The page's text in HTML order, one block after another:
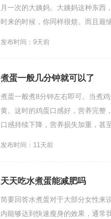
月一次的大姨妈。大姨妈这种东西
时来的时候，你同样很烦。而且最
发布时间：9天前
煮蛋一般几分钟就可以了
煮蛋一般煮8分钟左右即可。当煮
黄。这时的鸡蛋口感好，营养完整
口感持续下降，营养损失加重，甚
发布时间：11天前
天天吃水煮蛋能减肥吗
简要回答水煮蛋对于大部分女性来
内能够达到快速瘦身的效果，通常